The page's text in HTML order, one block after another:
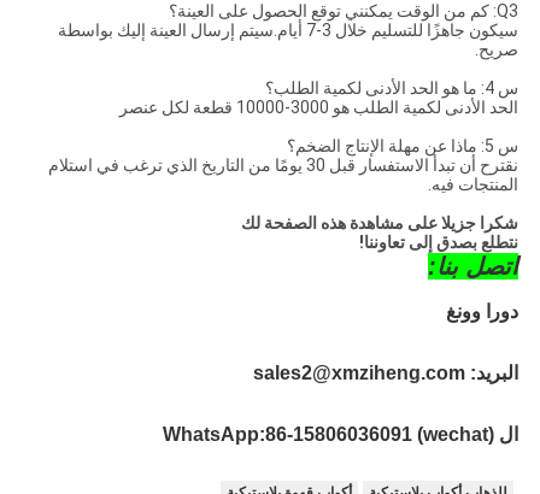
Q3: كم من الوقت يمكنني توقع الحصول على العينة؟
سيكون جاهزًا للتسليم خلال 3-7 أيام.سيتم إرسال العينة إليك بواسطة
صريح.
س 4: ما هو الحد الأدنى لكمية الطلب؟
الحد الأدنى لكمية الطلب هو 3000-10000 قطعة لكل عنصر
س 5: ماذا عن مهلة الإنتاج الضخم؟
نقترح أن تبدأ الاستفسار قبل 30 يومًا من التاريخ الذي ترغب في استلام
المنتجات فيه.
شكرا جزيلا على مشاهدة هذه الصفحة لك
نتطلع بصدق إلى تعاوننا!
اتصل بنا:
دورا وونغ
البريد: sales2@xmziheng.com
ال WhatsApp: 86-15806036091 (wechat)